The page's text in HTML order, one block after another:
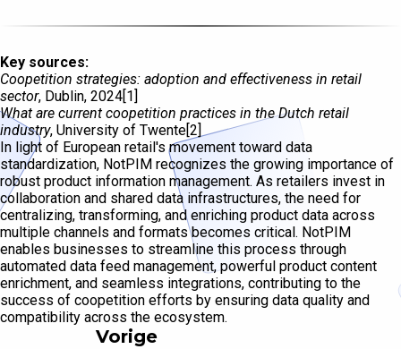
Key sources:
Coopetition strategies: adoption and effectiveness in retail
sector, Dublin, 2024[1]
What are current coopetition practices in the Dutch retail
industry, University of Twente[2]
In light of European retail's movement toward data
standardization, NotPIM recognizes the growing importance of
robust product information management. As retailers invest in
collaboration and shared data infrastructures, the need for
centralizing, transforming, and enriching product data across
multiple channels and formats becomes critical. NotPIM
enables businesses to streamline this process through
automated data feed management, powerful product content
enrichment, and seamless integrations, contributing to the
success of coopetition efforts by ensuring data quality and
compatibility across the ecosystem.
Vorige